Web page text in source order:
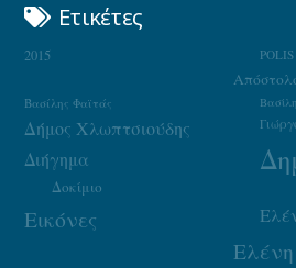
Ετικέτες
2015
Βασίλης Φαϊτάς
Δήμος Χλωπτσιούδης
Διήγημα
Δοκίμιο
Εικόνες